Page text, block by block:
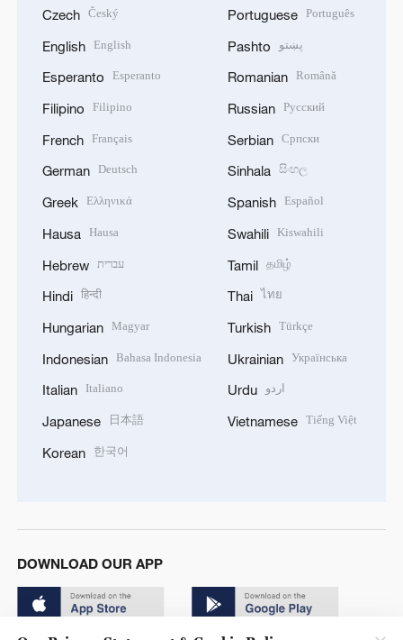
Czech Český
English English
Esperanto Esperanto
Filipino Filipino
French Français
German Deutsch
Greek Ελληνικά
Hausa Hausa
Hebrew עברית
Hindi हिन्दी
Hungarian Magyar
Indonesian Bahasa Indonesia
Italian Italiano
Japanese 日本語
Korean 한국어
Portuguese Português
Pashto پښتو
Romanian Română
Russian Русский
Serbian Српски
Sinhala සිංහල
Spanish Español
Swahili Kiswahili
Tamil தமிழ்
Thai ไทย
Turkish Türkçe
Ukrainian Українська
Urdu اردو
Vietnamese Tiếng Việt
DOWNLOAD OUR APP